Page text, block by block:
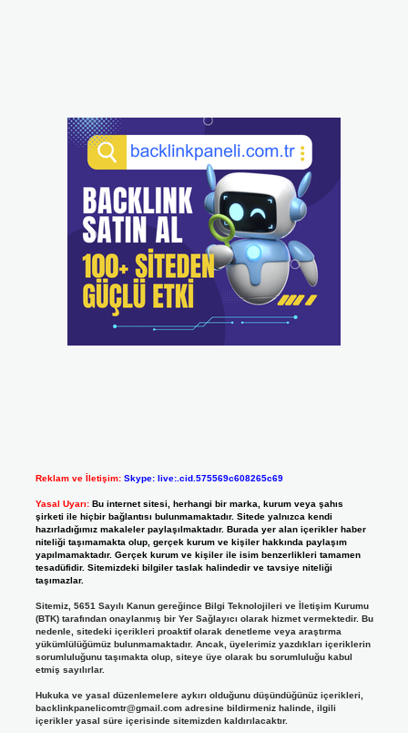
Reklam ve İletişim: Skype: live:.cid.575569c608265c69
Yasal Uyarı: Bu internet sitesi, herhangi bir marka, kurum veya şahıs
şirketi ile hiçbir bağlantısı bulunmamaktadır. Sitede yalnızca kendi
hazırladığımız makaleler paylaşılmaktadır. Burada yer alan içerikler haber
niteliği taşımamakta olup, gerçek kurum ve kişiler hakkında paylaşım
yapılmamaktadır. Gerçek kurum ve kişiler ile isim benzerlikleri tamamen
tesadüfidir. Sitemizdeki bilgiler taslak halindedir ve tavsiye niteliği
taşımazlar.
Sitemiz, 5651 Sayılı Kanun gereğince Bilgi Teknolojileri ve İletişim Kurumu
(BTK) tarafından onaylanmış bir Yer Sağlayıcı olarak hizmet vermektedir. Bu
nedenle, sitedeki içerikleri proaktif olarak denetleme veya araştırma
yükümlülüğümüz bulunmamaktadır. Ancak, üyelerimiz yazdıkları içeriklerin
sorumluluğunu taşımakta olup, siteye üye olarak bu sorumluluğu kabul
etmiş sayılırlar.
Hukuka ve yasal düzenlemelere aykırı olduğunu düşündüğünüz içerikleri,
backlinkpanelicomtr@gmail.comadresine bildirmeniz halinde, ilgili
içerikler yasal süre içerisinde sitemizden kaldırılacaktır.